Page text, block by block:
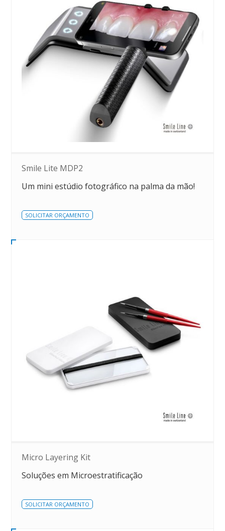
Smile Lite MDP2
Um mini estúdio fotográfico na palma da mão!
SOLICITAR ORÇAMENTO
Micro Layering Kit
Soluções em Microestratificação
SOLICITAR ORÇAMENTO